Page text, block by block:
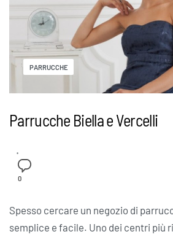
PARRUCCHE
Parrucche Biella e Vercelli
0
Spesso cercare un negozio di
semplice e facile. Uno dei centri più